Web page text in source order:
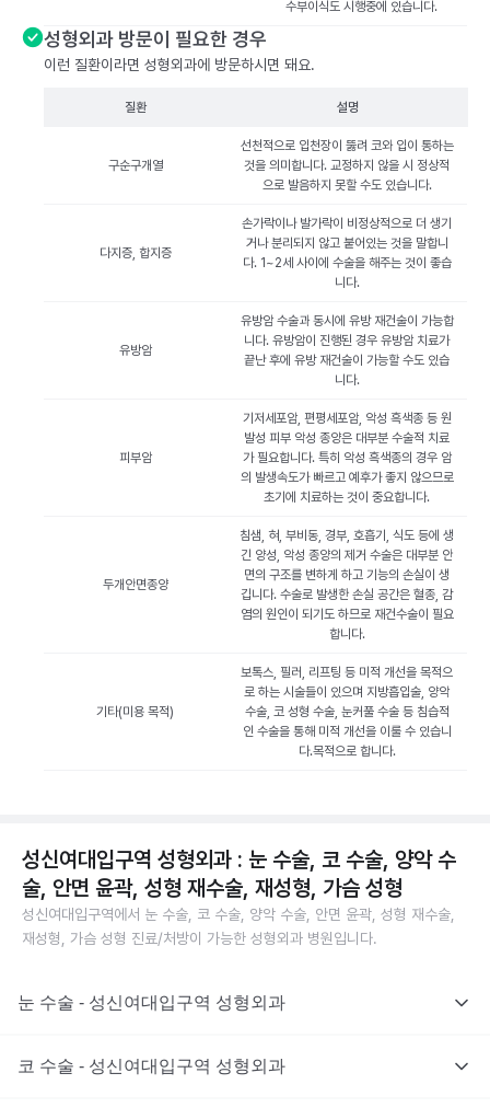
수부이식도 시행중에 있습니다.
성형외과 방문이 필요한 경우
이런 질환이라면 성형외과에 방문하시면 돼요.
질환 설명
구순구개열
선천적으로 입천장이 뚫려 코와 입이 통하는
것을 의미합니다. 교정하지 않을 시 정상적
으로 발음하지 못할 수도 있습니다.
다지증, 합지증
손가락이나 발가락이 비정상적으로 더 생기
거나 분리되지 않고 붙어있는 것을 말합니
다. 1~2세 사이에 수술을 해주는 것이 좋습
니다.
유방암
유방암 수술과 동시에 유방 재건술이 가능합
니다. 유방암이 진행된 경우 유방암 치료가
끝난 후에 유방 재건술이 가능할 수도 있습
니다.
피부암
기저세포암, 편평세포암, 악성 흑색종 등 원
발성 피부 악성 종양은 대부분 수술적 치료
가 필요합니다. 특히 악성 흑색종의 경우 암
의 발생속도가 빠르고 예후가 좋지 않으므로
초기에 치료하는 것이 중요합니다.
두개안면종양
침샘, 혀, 부비동, 경부, 호흡기, 식도 등에 생
긴 양성, 악성 종양의 제거 수술은 대부분 안
면의 구조를 변하게 하고 기능의 손실이 생
깁니다. 수술로 발생한 손실 공간은 혈종, 감
염의 원인이 되기도 하므로 재건수술이 필요
합니다.
기타(미용 목적)
보톡스, 필러, 리프팅 등 미적 개선을 목적으
로 하는 시술들이 있으며 지방흡입술, 양악
수술, 코 성형 수술, 눈커풀 수술 등 침습적
인 수술을 통해 미적 개선을 이룰 수 있습니
다.목적으로 합니다.
성신여대입구역 성형외과 : 눈 수술, 코 수술, 양악 수
술, 안면 윤곽, 성형 재수술, 재성형, 가슴 성형
성신여대입구역에서 눈 수술, 코 수술, 양악 수술, 안면 윤곽, 성형 재수술,
재성형, 가슴 성형 진료/처방이 가능한 성형외과 병원입니다.
눈 수술 - 성신여대입구역 성형외과
코 수술 - 성신여대입구역 성형외과